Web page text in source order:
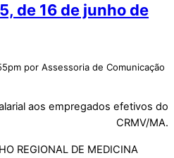
de 16 de junho de
por Assessoria de Comunicação
aos empregados efetivos do
CRMV/MA.
REGIONAL DE MEDICINA